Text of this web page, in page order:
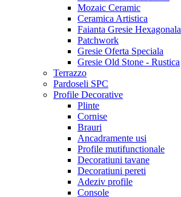
Mozaic Ceramic
Ceramica Artistica
Faianta Gresie Hexagonala
Patchwork
Gresie Oferta Speciala
Gresie Old Stone - Rustica
Terrazzo
Pardoseli SPC
Profile Decorative
Plinte
Cornise
Brauri
Ancadramente usi
Profile mutifunctionale
Decoratiuni tavane
Decoratiuni pereti
Adeziv profile
Console